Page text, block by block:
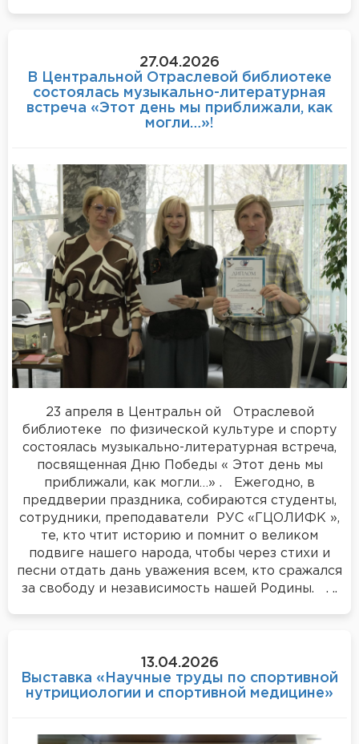
27.04.2026
В Центральной Отраслевой библиотеке
состоялась музыкально-литературная
встреча «Этот день мы приближали, как
могли…»!
23 апреля в Центральн ой Отраслевой
библиотеке по физической культуре и спорту
состоялась музыкально-литературная встреча,
посвященная Дню Победы « Этот день мы
приближали, как могли…» . Ежегодно, в
преддверии праздника, собираются студенты,
сотрудники, преподаватели РУС «ГЦОЛИФК »,
те, кто чтит историю и помнит о великом
подвиге нашего народа, чтобы через стихи и
песни отдать дань уважения всем, кто сражался
за свободу и независимость нашей Родины. . ..
13.04.2026
Выставка «Научные труды по спортивной
нутрициологии и спортивной медицине»